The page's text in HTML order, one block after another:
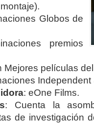
).
Globos de
premios
Mejores películas
Independent
: eOne Films.
: Cuenta la
de investigación